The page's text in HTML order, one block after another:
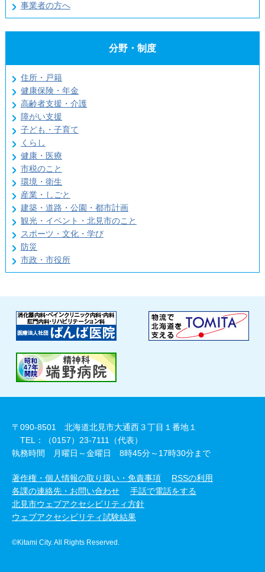
事業者の方へ
分野・制度
住所・戸籍
健康保険・年金
高齢者支援・介護
障がい支援
子ども・子育て
くらし
健康・医療
市税のこと
環境・衛生
産業・しごと
建築・道路・公園・都市計画
観光・イベント・北見市のこと
スポーツ・文化・学び
防災
市政・市役所
〒090-8501 北海道北見市大通西３丁目１番地１
TEL：（0157）23-7111（代表）
執務時間 月曜日～金曜日 8時45分～17時30分まで
著作権・個人情報の取り扱い・免責事項
RSSの利用
各課の連絡先・お問い合わせ
手話で電話をする
北見市ウェブアクセシビリティ方針
ウェブアクセシビリティ試験結果
©Kitami City. All Rights Reserved.